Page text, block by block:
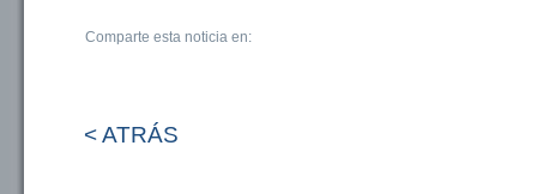
Comparte esta noticia en:
< ATRÁS